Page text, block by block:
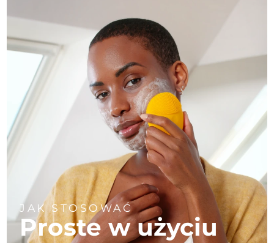
JAK STOSOWAĆ
Proste w użyciu